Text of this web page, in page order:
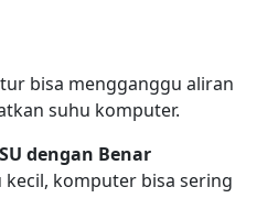
bisa mengganggu aliran
suhu komputer.
dengan Benar
kecil, komputer bisa sering